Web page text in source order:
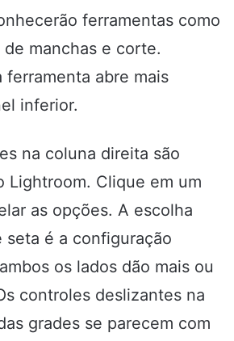
ferramentas como
manchas e corte.
ferramenta abre mais
inferior.
na coluna direita são
Lightroom. Clique em um
as opções. A escolha
seta é a configuração
os lados dão mais ou
controles deslizantes na
grades se parecem com